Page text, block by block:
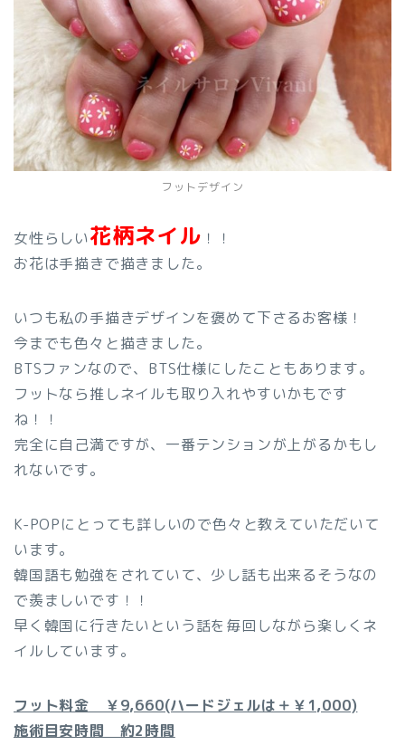
フットデザイン
女性らしい花柄ネイル ！！
お花は手描きで描きました。
いつも私の手描きデザインを褒めて下さるお客様！
今までも色々と描きました。
BTSファンなので、BTS仕様にしたこともあります。
フットなら推しネイルも取り入れやすいかもです
ね！！
完全に自己満ですが、一番テンションが上がるかもし
れないです。
K-POPにとっても詳しいので色々と教えていただいて
います。
韓国語も勉強をされていて、少し話も出来るそうなの
で羨ましいです！！
早く韓国に行きたいという話を毎回しながら楽しくネ
イルしています。
フット料金 ￥9,660(ハードジェルは＋￥1,000)
施術目安時間 約2時間